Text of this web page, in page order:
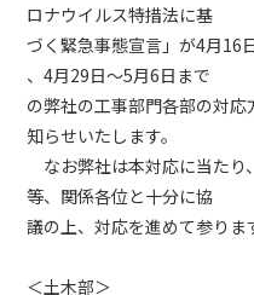
ロナウイルス特措法に基
づく緊急事態宣言」が4月16
、4月29日～5月6日まで
の弊社の工事部門各部の対
知らせいたします。
なお弊社は本対応に当たり
等、関係各位と十分に協
議の上、対応を進めて参りま
＜土木部＞